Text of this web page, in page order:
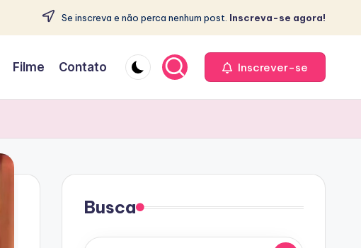
Se inscreva e não perca nenhum post. Inscreva-se agora!
Filme Contato Inscrever-se
Busca